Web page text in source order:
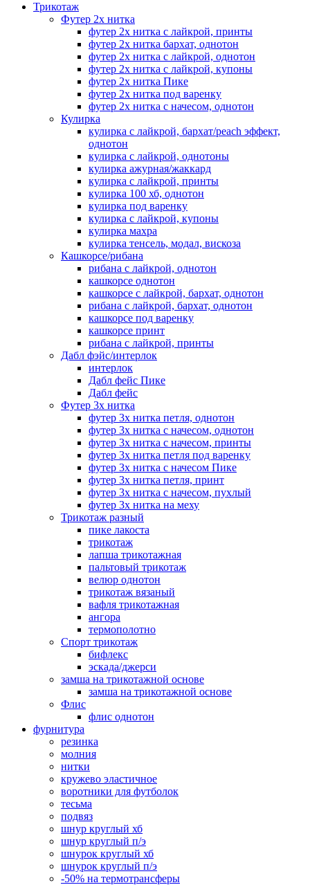
Трикотаж
Футер 2х нитка
футер 2х нитка с лайкрой, принты
футер 2х нитка бархат, однотон
футер 2х нитка с лайкрой, однотон
футер 2х нитка с лайкрой, купоны
футер 2х нитка Пике
футер 2х нитка под варенку
футер 2х нитка с начесом, однотон
Кулирка
кулирка с лайкрой, бархат/peach эффект,
однотон
кулирка с лайкрой, однотоны
кулирка ажурная/жаккард
кулирка с лайкрой, принты
кулирка 100 хб, однотон
кулирка под варенку
кулирка с лайкрой, купоны
кулирка махра
кулирка тенсель, модал, вискоза
Кашкорсе/рибана
рибана с лайкрой, однотон
кашкорсе однотон
кашкорсе с лайкрой, бархат, однотон
рибана с лайкрой, бархат, однотон
кашкорсе под варенку
кашкорсе принт
рибана с лайкрой, принты
Дабл фэйс/интерлок
интерлок
Дабл фейс Пике
Дабл фейс
Футер 3х нитка
футер 3х нитка петля, однотон
футер 3х нитка с начесом, однотон
футер 3х нитка с начесом, принты
футер 3х нитка петля под варенку
футер 3х нитка с начесом Пике
футер 3х нитка петля, принт
футер 3х нитка с начесом, пухлый
футер 3х нитка на меху
Трикотаж разный
пике лакоста
трикотаж
лапша трикотажная
пальтовый трикотаж
велюр однотон
трикотаж вязаный
вафля трикотажная
ангора
термополотно
Спорт трикотаж
бифлекс
эскада/джерси
замша на трикотажной основе
замша на трикотажной основе
Флис
флис однотон
фурнитура
резинка
молния
нитки
кружево эластичное
воротники для футболок
тесьма
подвяз
шнур круглый хб
шнур круглый п/э
шнурок круглый хб
шнурок круглый п/э
-50% на термотрансферы